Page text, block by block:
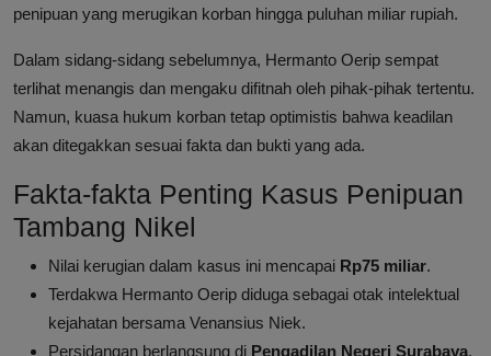
penipuan yang merugikan korban hingga puluhan miliar rupiah.
Dalam sidang-sidang sebelumnya, Hermanto Oerip sempat
terlihat menangis dan mengaku difitnah oleh pihak-pihak tertentu.
Namun, kuasa hukum korban tetap optimistis bahwa keadilan
akan ditegakkan sesuai fakta dan bukti yang ada.
Fakta-fakta Penting Kasus Penipuan
Tambang Nikel
Nilai kerugian dalam kasus ini mencapai Rp75 miliar.
Terdakwa Hermanto Oerip diduga sebagai otak intelektual
kejahatan bersama Venansius Niek.
Persidangan berlangsung di Pengadilan Negeri Surabaya.